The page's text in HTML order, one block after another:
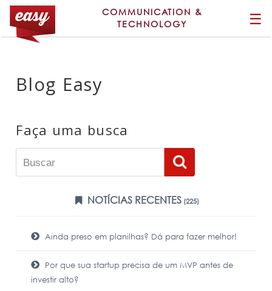
COMMUNICATION &
TECHNOLOGY
☰
Blog Easy
Faça uma busca
NOTÍCIAS RECENTES(225)
Ainda preso em planilhas? Dá para fazer melhor!
Por que sua startup precisa de um MVP antes de
investir alto?